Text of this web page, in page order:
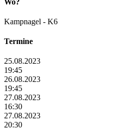
Kampnagel - K6
Termine
25.08.2023
19:45
26.08.2023
19:45
27.08.2023
16:30
27.08.2023
20:30